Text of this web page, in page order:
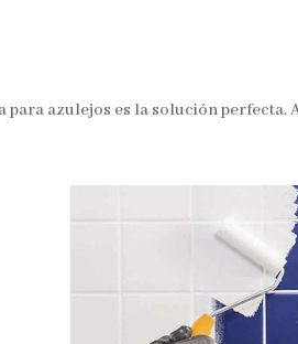
azulejos es la solución perfecta.